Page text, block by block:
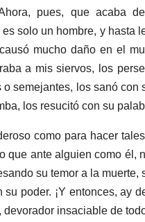
pues, que acaba
solo un hombre, y hasta
mucho daño en el
a mis siervos, los
semejantes, los sanó con
los resucitó con su
como para hacer
que ante alguien como él,
su temor a la
poder. ¡Y entonces, ay
devorador insaciable de